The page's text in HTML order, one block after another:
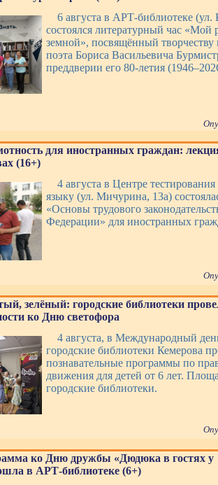
6 августа в АРТ-библиотеке (ул.
состоялся литературный час «Мой
земной», посвящённый творчеству
поэта Бориса Васильевича
преддверии его 80-летия
для иностранных граждан:
(16+)
4 августа в Центре
языку (ул. Мичурина, 13а)
«Основы трудового
Федерации» для иностранных
зелёный: городские библиотеки
ко Дню светофора
4 августа, в Международный
городские библиотеки Кемерова
познавательные программы по
движения для детей от 6 лет.
городские библиотеки.
ко Дню дружбы «Дюдюка в гостях у
в АРТ-библиотеке (6+)